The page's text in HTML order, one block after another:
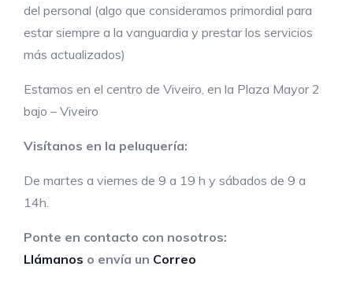
del personal (algo que consideramos primordial para
estar siempre a la vanguardia y prestar los servicios
más actualizados)
Estamos en el centro de Viveiro, en la Plaza Mayor 2
bajo – Viveiro
Visítanos en la peluquería:
De martes a viernes de 9 a 19 h y sábados de 9 a
14h.
Ponte en contacto con nosotros:
Llámanos o envía un Correo